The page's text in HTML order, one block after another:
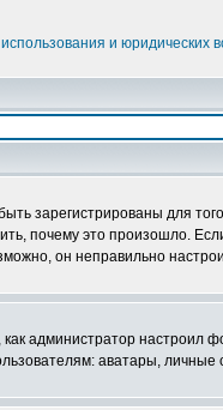
и
зарегистрированы для
почему это произошло.
он неправильно
как администратор
аватары, личные